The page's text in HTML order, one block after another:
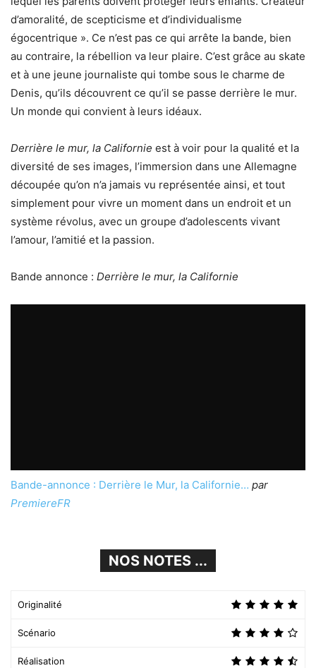
d’amoralité, de scepticisme et d’individualisme
égocentrique ». Ce n’est pas ce qui arrête la bande, bien
au contraire, la rébellion va leur plaire. C’est grâce au skate
et à une jeune journaliste qui tombe sous le charme de
Denis, qu’ils découvrent ce qu’il se passe derrière le mur.
Un monde qui convient à leurs idéaux.
Derrière le mur, la Californie est à voir pour la qualité et la
diversité de ses images, l’immersion dans une Allemagne
découpée qu’on n’a jamais vu représentée ainsi, et tout
simplement pour vivre un moment dans un endroit et un
système révolus, avec un groupe d’adolescents vivant
l’amour, l’amitié et la passion.
Bande annonce : Derrière le mur, la Californie
Bande-annonce : Derrière le Mur, la Californie… par
PremiereFR
NOS NOTES ...
Originalité
Scénario
Réalisation